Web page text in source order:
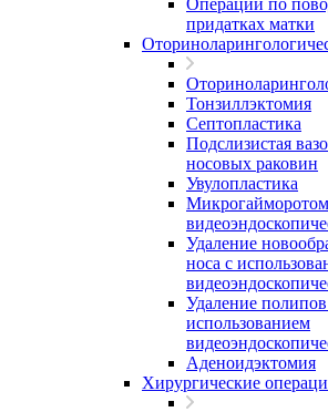
Операции по
придатках матки
Тонзиллэктомия
Септопластика
Подслизистая
носовых раковин
Увулопластика
Удаление
носа с
Удаление
использованием
Аденоидэктомия
Хирургические